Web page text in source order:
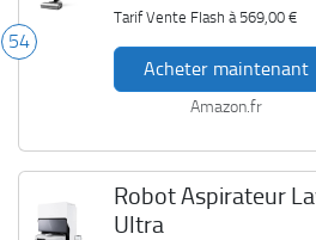
54
Tarif Vente Flash à 569,00 €
Acheter maintenant
Amazon.fr
Robot Aspirateur
Ultra